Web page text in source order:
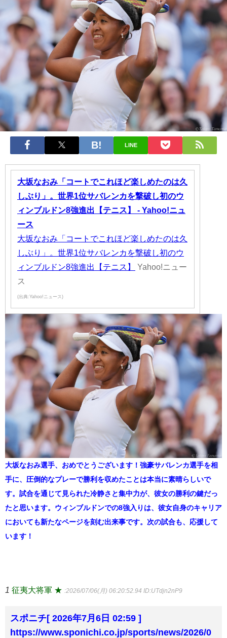
LINE
大坂なおみ「コートでこれほど楽しめたのは久
しぶり」。世界1位サバレンカを撃破し初のウ
ィンブルドン8強進出【テニス】 - Yahoo!ニュ
ース
大坂なおみ「コートでこれほど楽しめたのは久
しぶり」。世界1位サバレンカを撃破し初のウ
ィンブルドン8強進出【テニス】
Yahoo!ニュー
ス
(出典:Yahoo!ニュース)
大坂なおみ選手、おめでとうございます！強豪サバレンカ選手を相
手に、圧倒的なプレーで勝利を収めたことは本当に素晴らしいで
す。試合を通じて見られた冷静さと集中力が、彼女の勝利の鍵だっ
たと思います。ウィンブルドンでの8強入りは、彼女自身のキャリア
においても新たなページを刻む出来事です。次の試合も、応援して
います！
1 征夷大将軍 ★ :2026/07/06(月) 06:20:52.94 ID:UTdjn2nP9
スポニチ[ 2026年7月6日 02:59 ]
https://www.sponichi.co.jp/sports/news/2026/0